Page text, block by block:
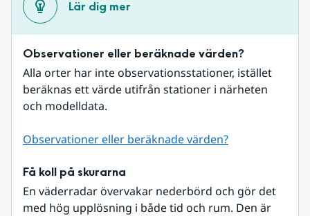
Lär dig mer
Observationer eller beräknade värden?
Alla orter har inte observationsstationer, istället
beräknas ett värde utifrån stationer i närheten
och modelldata.
Observationer eller beräknade värden?
Få koll på skurarna
En väderradar övervakar nederbörd och gör det
med hög upplösning i både tid och rum. Den är